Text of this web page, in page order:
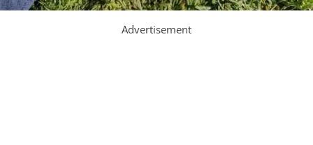
Advertisement